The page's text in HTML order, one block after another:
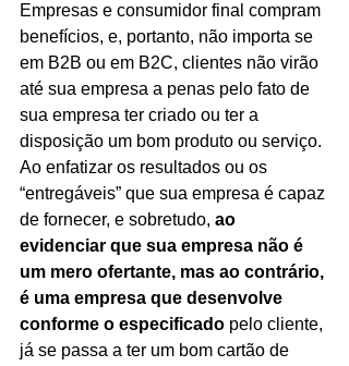
Empresas e consumidor final compram
benefícios, e, portanto, não importa se
em B2B ou em B2C, clientes não virão
até sua empresa a penas pelo fato de
sua empresa ter criado ou ter a
disposição um bom produto ou serviço.
Ao enfatizar os resultados ou os
“entregáveis” que sua empresa é capaz
de fornecer, e sobretudo, ao
evidenciar que sua empresa não é
um mero ofertante, mas ao contrário,
é uma empresa que desenvolve
conforme o especificado pelo cliente,
já se passa a ter um bom cartão de